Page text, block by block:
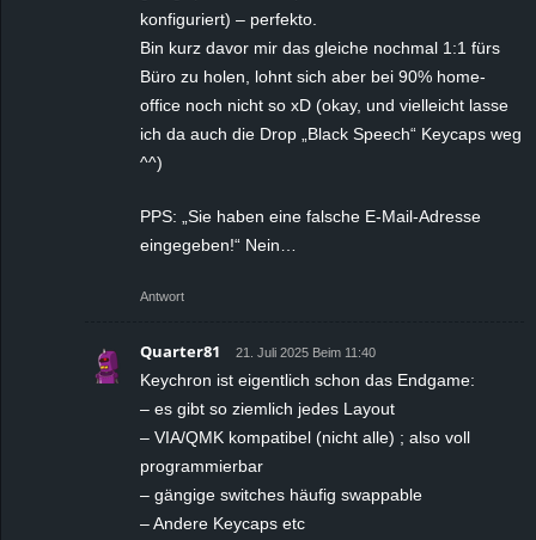
konfiguriert) – perfekto.
Bin kurz davor mir das gleiche nochmal 1:1 fürs
Büro zu holen, lohnt sich aber bei 90% home-
office noch nicht so xD (okay, und vielleicht lasse
ich da auch die Drop „Black Speech“ Keycaps weg
^^)
PPS: „Sie haben eine falsche E-Mail-Adresse
eingegeben!“ Nein…
Antwort
Quarter81 21. Juli 2025 Beim 11:40
Keychron ist eigentlich schon das Endgame:
– es gibt so ziemlich jedes Layout
– VIA/QMK kompatibel (nicht alle) ; also voll
programmierbar
– gängige switches häufig swappable
– Andere Keycaps etc